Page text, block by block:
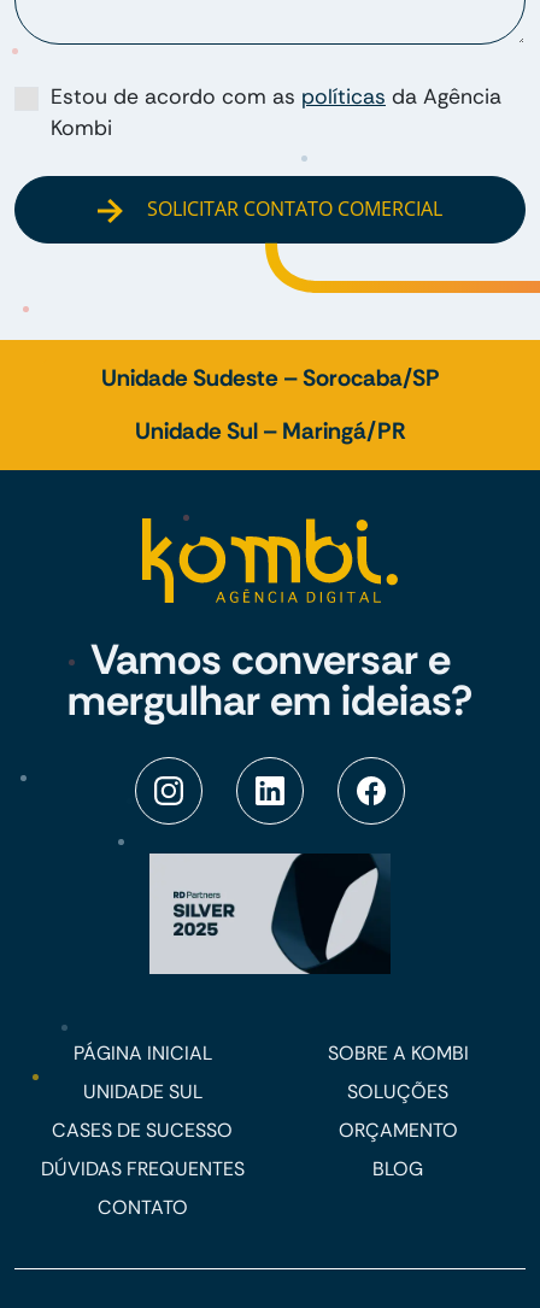
Estou de acordo com as políticas da Agência
Kombi
SOLICITAR CONTATO COMERCIAL
Unidade Sudeste – Sorocaba/SP
Unidade Sul – Maringá/PR
Vamos conversar e
mergulhar em ideias?
PÁGINA INICIAL
SOBRE A KOMBI
UNIDADE SUL
SOLUÇÕES
CASES DE SUCESSO
ORÇAMENTO
DÚVIDAS FREQUENTES
BLOG
CONTATO